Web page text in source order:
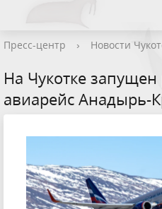
Пресс-центр › Новости
На Чукотке
авиарейс Анадырь-